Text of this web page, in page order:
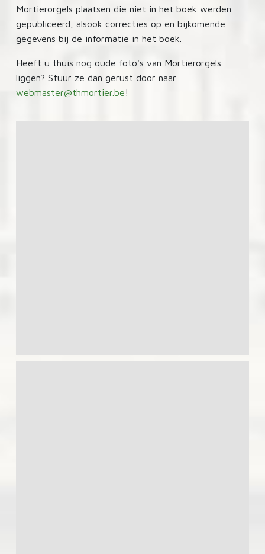
Mortierorgels plaatsen die niet in het boek werden
gepubliceerd, alsook correcties op en bijkomende
gegevens bij de informatie in het boek.
Heeft u thuis nog oude foto's van Mortierorgels
liggen? Stuur ze dan gerust door naar
webmaster@thmortier.be!